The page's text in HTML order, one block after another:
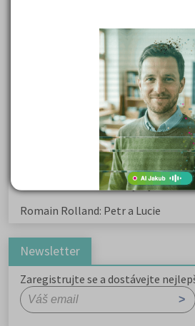
Karel Havlíček Borovský: Tyrolské
Kritika hry M. L. King v Salesiánském
Důležité reakce organických
Zákonitosti v elektronové struktuře
Základní charakteristiky
Karel Hynek Mácha: Máj
Karel Havlíček Borovský: Tyrolské
Romain Rolland: Petr a Lucie
Newsletter
Zaregistrujte se a dostávejte